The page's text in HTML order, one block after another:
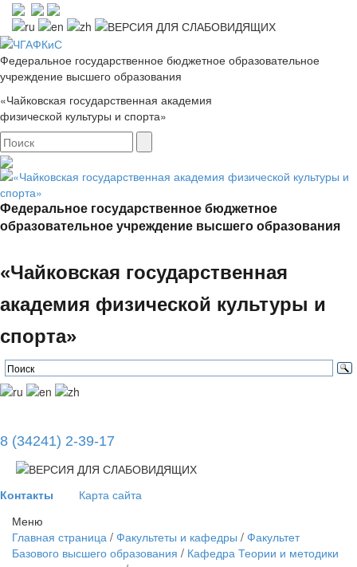
Федеральное государственное бюджетное образовательное
учреждение высшего образования
«Чайковская государственная академия
физической культуры и спорта»
Федеральное государственное бюджетное
образовательное учреждение высшего образования
«Чайковская государственная
академия физической культуры и
спорта»
8 (34241) 2-39-17
Контакты Карта сайта
Меню
Главная страница / Факультеты и кафедры / Факультет
Базового высшего образования / Кафедра Теории и методики